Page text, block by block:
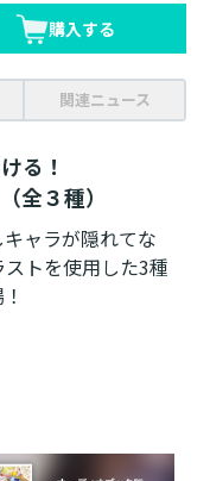
購入する
関連ニュース
る！
全３種）
キャラが隠れてな
トを使用した3種